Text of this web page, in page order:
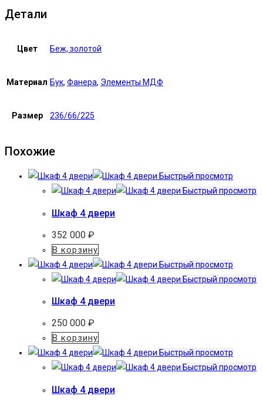
Детали
Цвет Беж, золотой
Материал Бук, Фанера, Элементы МДФ
Размер 236/66/225
Похожие
Быстрый просмотр
Быстрый просмотр
Шкаф 4 двери
352 000 ₽
В корзину
Быстрый просмотр
Быстрый просмотр
Шкаф 4 двери
250 000 ₽
В корзину
Быстрый просмотр
Быстрый просмотр
Шкаф 4 двери